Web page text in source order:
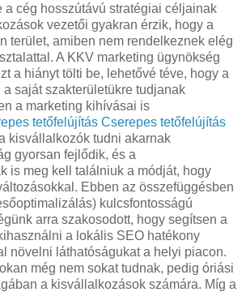
a cég hosszútávú stratégiai céljainak
vezetői gyakran érzik, hogy a
terület, amiben nem rendelkeznek elég
A KKV marketing ügynökség
a hiányt tölti be, lehetővé téve, hogy a
saját szakterületükre tudjanak
a marketing kihívásai is
tetőfelújítás Cserepes tetőfelújítás
kisvállalkozók tudni akarnak
gyorsan fejlődik, és a
is meg kell találniuk a módját, hogy
Ebben az összefüggésben
kulcsfontosságú
arra szakosodott, hogy segítsen a
a lokális SEO hatékony
növelni láthatóságukat a helyi piacon.
még nem sokat tudnak, pedig óriási
a kisvállalkozások számára. Míg a